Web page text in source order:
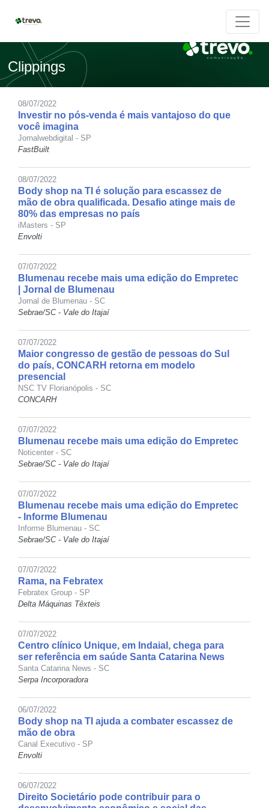
Clippings
08/07/2022
Investir no pós-venda é mais vantajoso do que
você imagina
Jornalwebdigital - SP
FastBuilt
08/07/2022
Body shop na TI é solução para escassez de
mão de obra qualificada. Desafio atinge mais de
80% das empresas no país
iMasters - SP
Envolti
07/07/2022
Blumenau recebe mais uma edição do Empretec
| Jornal de Blumenau
Jornal de Blumenau - SC
Sebrae/SC - Vale do Itajaí
07/07/2022
Maior congresso de gestão de pessoas do Sul
do país, CONCARH retorna em modelo
presencial
NSC TV Florianópolis - SC
CONCARH
07/07/2022
Blumenau recebe mais uma edição do Empretec
Noticenter - SC
Sebrae/SC - Vale do Itajaí
07/07/2022
Blumenau recebe mais uma edição do Empretec
- Informe Blumenau
Informe Blumenau - SC
Sebrae/SC - Vale do Itajaí
07/07/2022
Rama, na Febratex
Febratex Group - SP
Delta Máquinas Têxteis
07/07/2022
Centro clínico Unique, em Indaial, chega para
ser referência em saúde Santa Catarina News
Santa Catarina News - SC
Serpa Incorporadora
06/07/2022
Body shop na TI ajuda a combater escassez de
mão de obra
Canal Executivo - SP
Envolti
06/07/2022
Direito Societário pode contribuir para o